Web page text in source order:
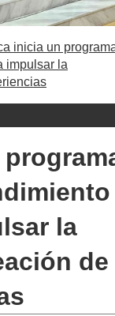
inicia un
impulsar la
la
de